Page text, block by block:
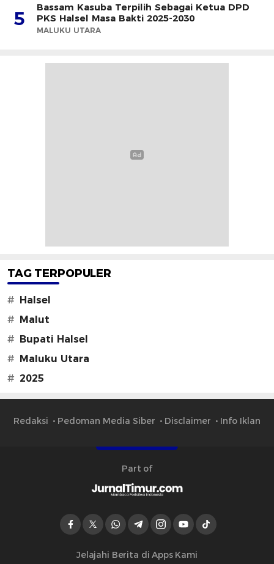
5
Bassam Kasuba Terpilih Sebagai Ketua DPD
PKS Halsel Masa Bakti 2025-2030
MALUKU UTARA
TAG TERPOPULER
#
Halsel
#
Malut
#
Bupati Halsel
#
Maluku Utara
# 2025
Redaksi Pedoman Media Siber Disclaimer Info Iklan
Part of
Jelajahi Berita di Apps Kami